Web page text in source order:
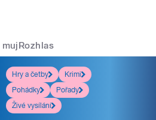
mujRozhlas
Hry a četby
Krimi
Pohádky
Pořady
Živé vysílání